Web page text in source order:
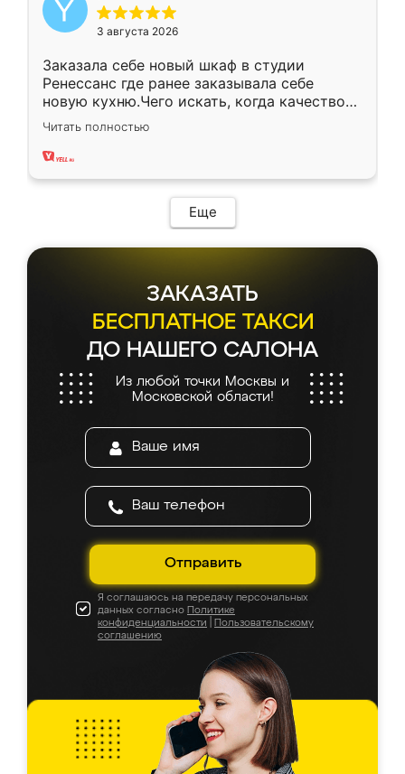
3 августа 2026
Заказала себе новый шкаф в студии
Ренессанс где ранее заказывала себе
новую кухню.Чего искать, когда качеством
вполне довольна. Служит кухня уже почти
два года, нареканий нет.
Читать полностью
Еще
ЗАКАЗАТЬ
БЕСПЛАТНОЕ ТАКСИ
ДО НАШЕГО САЛОНА
Из любой точки Москвы и
Московской области!
Отправить
Я соглашаюсь на передачу персональных
данных согласно Политике
конфиденциальности
Пользовательскому
соглашению